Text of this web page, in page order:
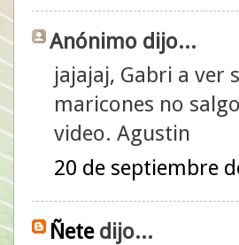
Anónimo dijo...
jajajaj, Gabri a ver
maricones no
video. Agustin
20 de septiembre
Ñetedijo...